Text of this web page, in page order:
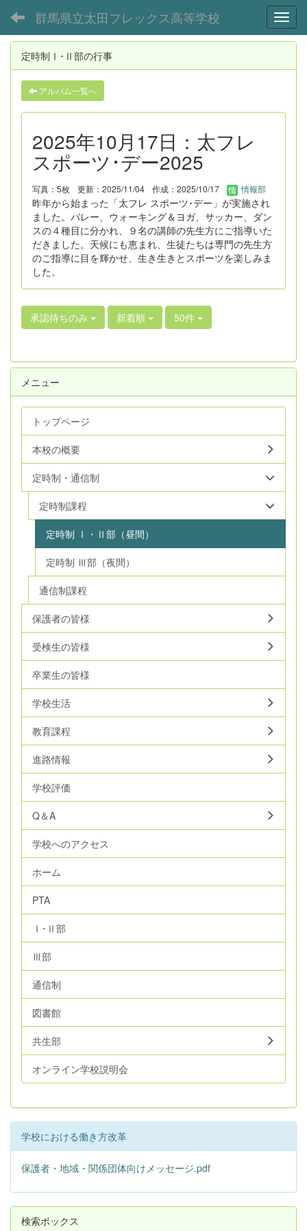
群馬県立太田フレックス高等学校
定時制Ⅰ･Ⅱ部の行事
アルバム一覧へ
2025年10月17日：太フレ
スポーツ･デー2025
写真：5枚 更新：2025/11/04 作成：2025/10/17 情報部
昨年から始まった「太フレ スポーツ･デー」が実施され
ました。バレー、ウォーキング＆ヨガ、サッカー、ダン
スの４種目に分かれ、９名の講師の先生方にご指導いた
だきました。天候にも恵まれ、生徒たちは専門の先生方
のご指導に目を輝かせ、生き生きとスポーツを楽しみま
した。
承認待ちのみ 新着順 50件
メニュー
トップページ
本校の概要
定時制・通信制
定時制課程
定時制 Ⅰ・Ⅱ部（昼間）
定時制 Ⅲ部（夜間）
通信制課程
保護者の皆様
受検生の皆様
卒業生の皆様
学校生活
教育課程
進路情報
学校評価
Q＆A
学校へのアクセス
ホーム
PTA
Ⅰ･Ⅱ部
Ⅲ部
通信制
図書館
共生部
オンライン学校説明会
学校における働き方改革
保護者・地域・関係団体向けメッセージ.pdf
検索ボックス